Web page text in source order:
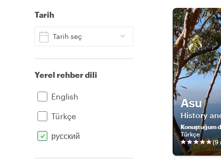
Tarih
Tarih seç
Yerel rehber dili
English
Türkçe
русский
Asu
History
Konuştuğum
Türkçe
(9